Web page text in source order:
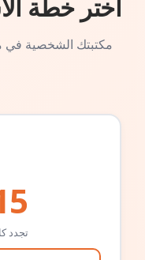
اختر خطة
مكتبتك الشخصية في
تجدد